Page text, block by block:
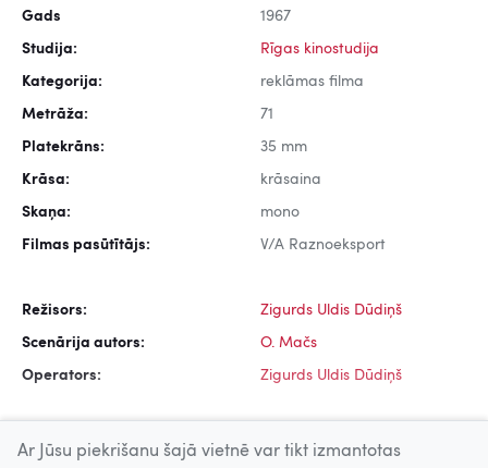
Gads 1967
Studija: Rīgas kinostudija
Kategorija: reklāmas filma
Metrāža: 71
Platekrāns: 35 mm
Krāsa: krāsaina
Skaņa: mono
Filmas pasūtītājs: V/A Raznoeksport
Režisors: Zigurds Uldis Dūdiņš
Scenārija autors: O. Mačs
Operators: Zigurds Uldis Dūdiņš
Ar Jūsu piekrišanu šajā vietnē var tikt izmantotas